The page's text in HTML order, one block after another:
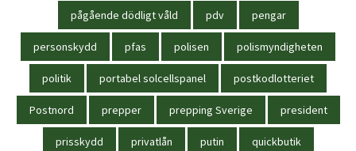
pågående dödligt våld pdv pengar
personskydd pfas polisen polismyndigheten
politik portabel solcellspanel postkodlotteriet
Postnord prepper prepping Sverige president
prisskydd privatlån putin quickbutik